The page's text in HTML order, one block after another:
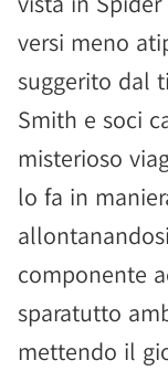
versi meno
suggerito dal
Smith e soci
misterioso
lo fa in
componente
sparatutto
mettendo il